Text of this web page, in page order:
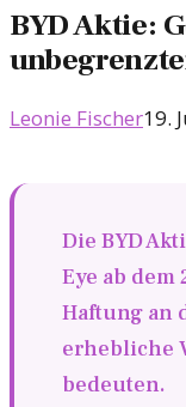
BYD Aktie:
Leonie Fischer19.
Die BYD
Eye ab
Haftung an
erhebliche
bedeuten.